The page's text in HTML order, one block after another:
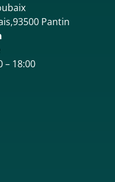
Pantin
– 18:00